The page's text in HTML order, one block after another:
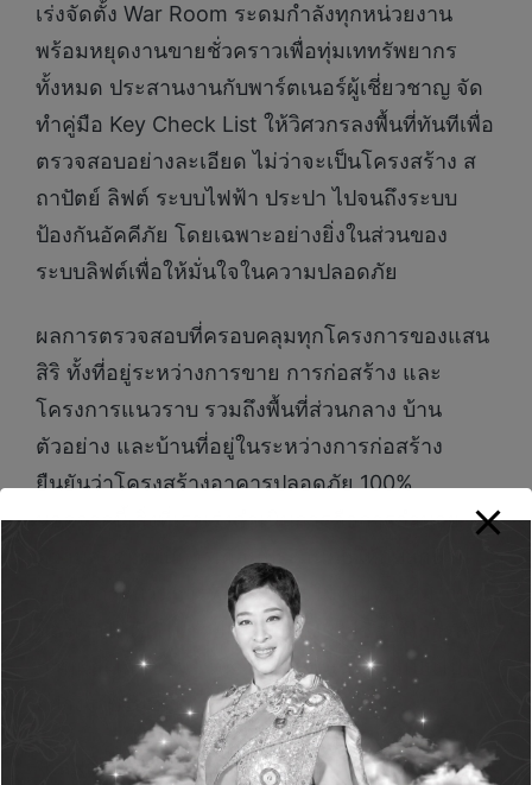
เร่งจัดตั้ง War Room ระดมกำลังทุกหน่วยงาน
พร้อมหยุดงานขายชั่วคราวเพื่อทุ่มเททรัพยากร
ทั้งหมด ประสานงานกับพาร์ตเนอร์ผู้เชี่ยวชาญ จัด
ทำคู่มือ Key Check List ให้วิศวกรลงพื้นที่ทันทีเพื่อ
ตรวจสอบอย่างละเอียด ไม่ว่าจะเป็นโครงสร้าง ส
ถาปัตย์ ลิฟต์ ระบบไฟฟ้า ประปา ไปจนถึงระบบ
ป้องกันอัคคีภัย โดยเฉพาะอย่างยิ่งในส่วนของ
ระบบลิฟต์เพื่อให้มั่นใจในความปลอดภัย
ผลการตรวจสอบที่ครอบคลุมทุกโครงการของแสน
สิริ ทั้งที่อยู่ระหว่างการขาย การก่อสร้าง และ
โครงการแนวราบ รวมถึงพื้นที่ส่วนกลาง บ้าน
ตัวอย่าง และบ้านที่อยู่ในระหว่างการก่อสร้าง
ยืนยันว่าโครงสร้างอาคารปลอดภัย 100%
นอกจากนี้ สิ่งที่เราเร่งดำเนินการคือการอำนวย
ซึ่งเป็นกระบวนการที่ลูกค้าอาจไม่คุ้นเคย ทีมงาน
ของเราได้เข้าไปช่วยเหลืออย่างใกล้ชิด ทั้งการถ่าย
ภาพและเก็บข้อมูล เพื่อให้การดำเนินการเป็นไป
อย่างราบรื่นที่สุด
“แสนสิริไม่ได้มองว่าอะไรทำได้ดีที่สุดใน